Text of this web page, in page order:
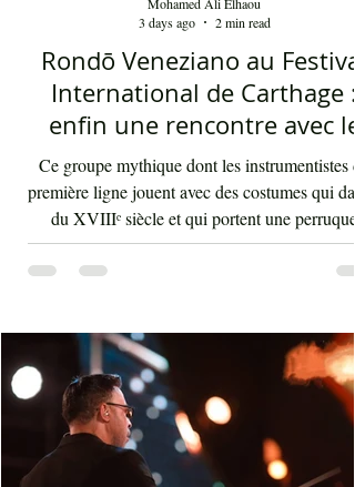
Rondō Veneziano au Festival
International de Carthage :
enfin une rencontre avec le
public tunisien
Ce groupe mythique dont les instrumentistes
première ligne jouent avec des costumes qui
planches du festival de Carthage. Dans les
gradins, dans un temps d'été très humide, les
présents sont le plus souvent des
qui sont venus se rappeler des années 80 et
90 où la culture italienne dominait le paysage
télévisuel tunisien. Conduit par l'énergique
Mohamed Ali Elhaou
3 days ago
2 min read